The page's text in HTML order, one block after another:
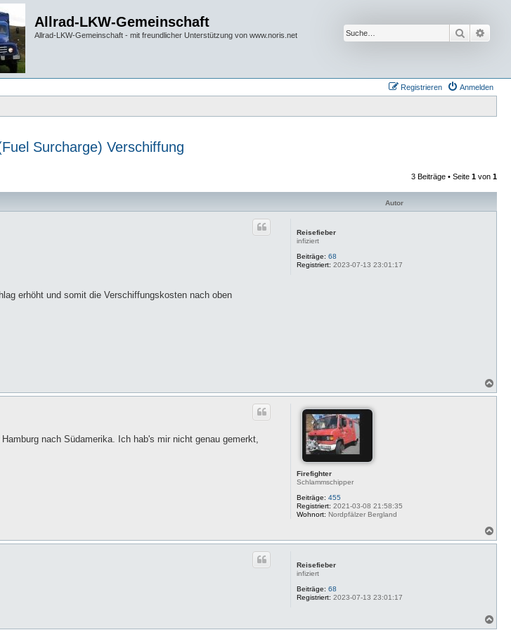
Allrad-LKW-Gemeinschaft
Allrad-LKW-Gemeinschaft - mit freundlicher Unterstützung von www.noris.net Suche
Anmelden
Registrieren
Surcharge) Verschiffung
3 Beiträge • Seite 1 von 1
Autor
Reisefieber
infiziert
Beiträge: 68
Registriert: 2023-07-13 23:01:17
erhöht und somit die Verschiffungskosten nach oben
a
Firefighter
Schlammschipper
Beiträge: 455
Registriert: 2021-03-08 21:58:35
Wohnort: Nordpfälzer Bergland
nach Südamerika. Ich hab's mir nicht genau gemerkt,
a
Reisefieber
infiziert
Beiträge: 68
Registriert: 2023-07-13 23:01:17